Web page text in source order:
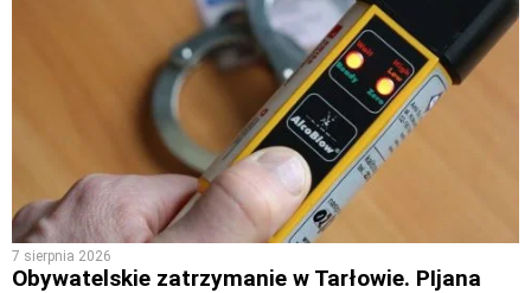
7 sierpnia 2026
Obywatelskie zatrzymanie w Tarłowie. PIjana